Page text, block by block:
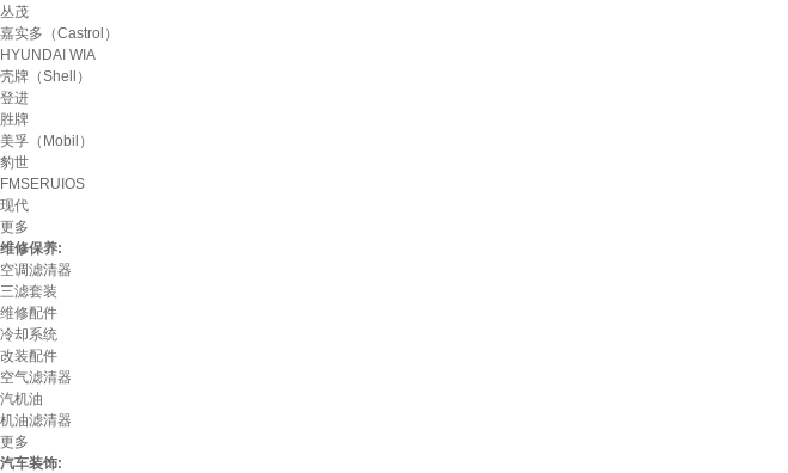
丛茂
嘉实多（Castrol）
HYUNDAI WIA
壳牌（Shell）
登进
胜牌
美孚（Mobil）
豹世
FMSERUIOS
现代
更多
维修保养:
空调滤清器
三滤套装
维修配件
冷却系统
改装配件
空气滤清器
汽机油
机油滤清器
更多
汽车装饰: